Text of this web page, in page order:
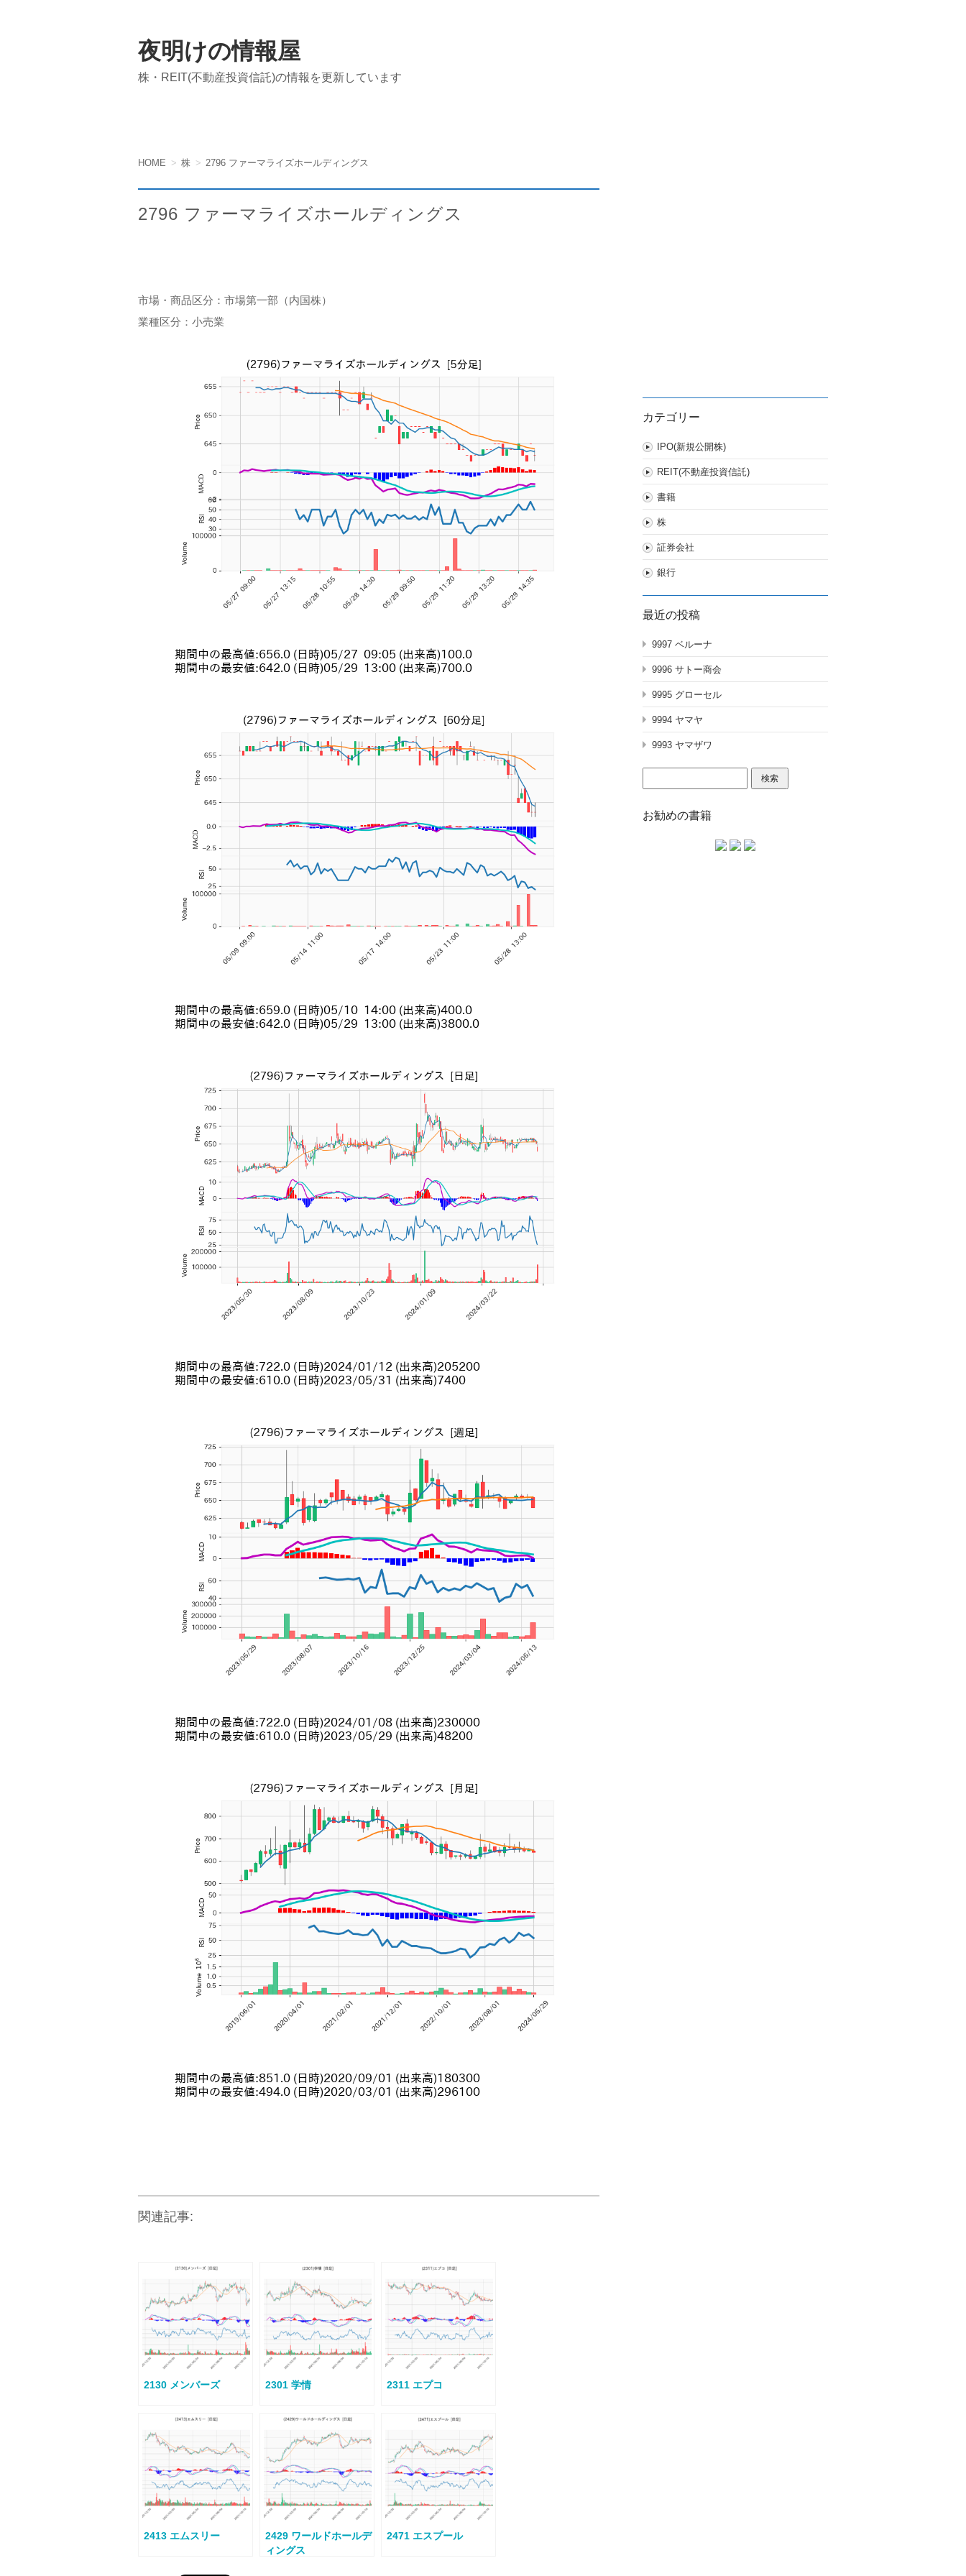
夜明けの情報屋
株・REIT(不動産投資信託)の情報を更新しています
HOME 株 2796 ファーマライズホールディングス
2796 ファーマライズホールディングス
市場・商品区分：市場第一部（内国株）
業種区分：小売業
関連記事:
2130 メンバーズ 2301 学情 2311 エプコ
2413 エムスリー
2429 ワールドホールデ
ィングス
2471 エスプール
カテゴリー
IPO(新規公開株)
REIT(不動産投資信託)
書籍
株
証券会社
銀行
最近の投稿
9997 ベルーナ
9996 サトー商会
9995 グローセル
9994 ヤマヤ
9993 ヤマザワ
索:
お勧めの書籍